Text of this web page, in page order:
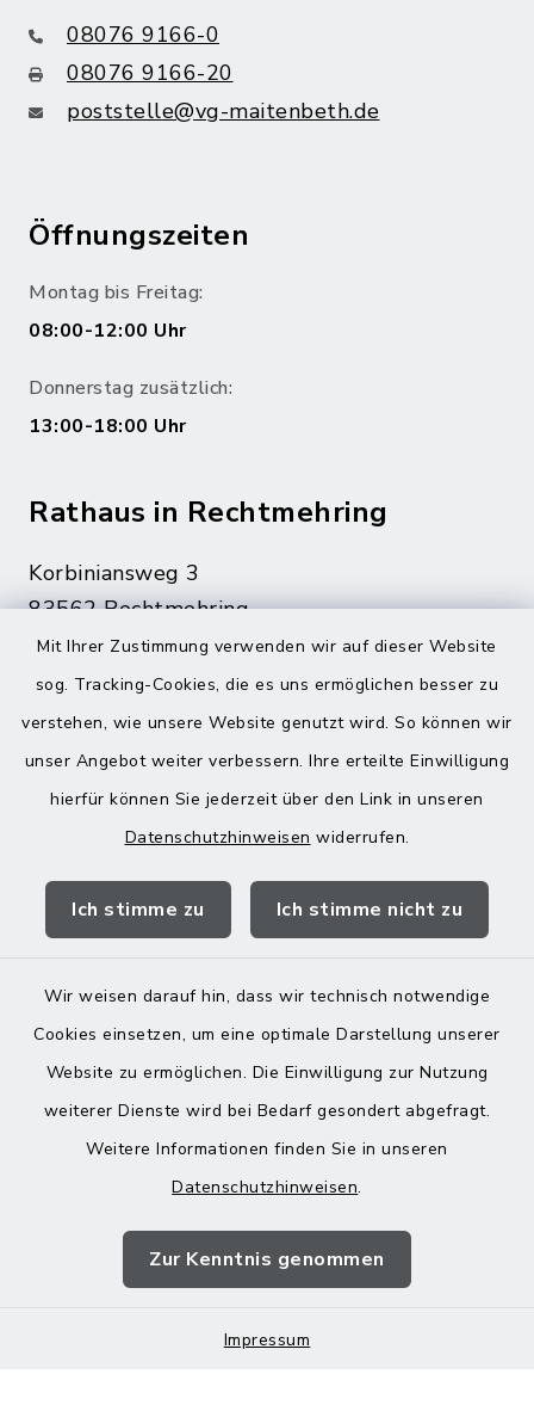
Mit Ihrer Zustimmung verwenden wir auf dieser Website
sog. Tracking-Cookies, die es uns ermöglichen besser zu
verstehen, wie unsere Website genutzt wird. So können wir
unser Angebot weiter verbessern. Ihre erteilte Einwilligung
hierfür können Sie jederzeit über den Link in unseren
Datenschutzhinweisen widerrufen.
Ich stimme zu Ich stimme nicht zu
Wir weisen darauf hin, dass wir technisch notwendige
Cookies einsetzen, um eine optimale Darstellung unserer
Website zu ermöglichen. Die Einwilligung zur Nutzung
weiterer Dienste wird bei Bedarf gesondert abgefragt.
Weitere Informationen finden Sie in unseren
Datenschutzhinweisen.
Zur Kenntnis genommen
Impressum
08076 9166-0
08076 9166-20
poststelle@vg-maitenbeth.de
Öffnungszeiten
Montag bis Freitag:
08:00-12:00 Uhr
Donnerstag zusätzlich:
13:00-18:00 Uhr
Rathaus in Rechtmehring
Korbiniansweg 3
83562 Rechtmehring
08076 499
08076 8595
poststelle@vg-maitenbeth.de
Landratsamt Mühldorf
Barrierefreiheit
Impressum
Sitemap